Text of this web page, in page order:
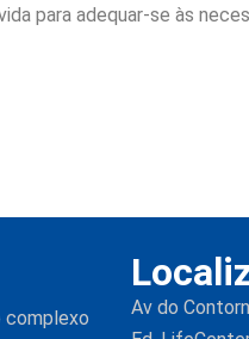
para adequar-se às
complexo
Av do